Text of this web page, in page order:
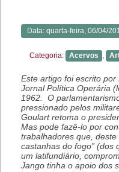
Data: quarta-feira, 06/04/
Categoria: Acervos
Este artigo foi escrito por
Jornal Política Operária
1962. O
pressionado pelos
Goulart retoma o
Mas pode fazê-lo por
trabalhadores que,
castanhas do fogo” (dos
um latifundiário,
Jango tinha o apoio dos